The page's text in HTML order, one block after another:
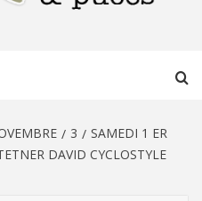
3
SAMEDI 1 ER
DAVID CYCLOSTYLE